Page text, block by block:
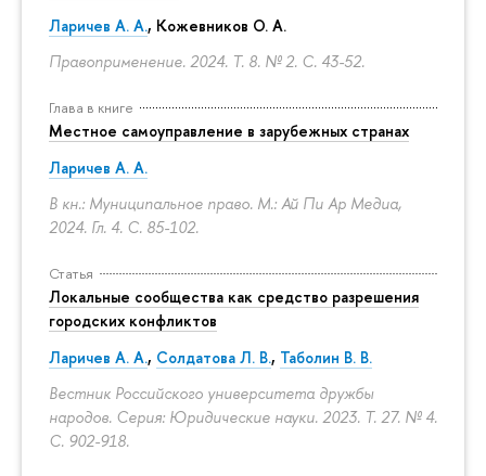
Ларичев А. А., Кожевников О. А.
Правоприменение. 2024. Т. 8. № 2. С. 43-52.
Глава в книге
Местное самоуправление в зарубежных странах
Ларичев А. А.
В кн.: Муниципальное право. М.: Ай Пи Ар Медиа,
2024. Гл. 4. С. 85-102.
Статья
Локальные сообщества как средство разрешения
городских конфликтов
Ларичев А. А., Солдатова Л. В., Таболин В. В.
Вестник Российского университета дружбы
народов. Серия: Юридические науки. 2023. Т. 27. № 4.
С. 902-918.